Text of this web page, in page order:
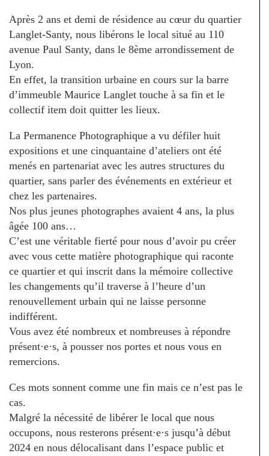
Après 2 ans et demi de résidence au cœur du quartier
Langlet-Santy, nous libérons le local situé au 110
avenue Paul Santy, dans le 8ème arrondissement de
Lyon.
En effet, la transition urbaine en cours sur la barre
d’immeuble Maurice Langlet touche à sa fin et le
collectif item doit quitter les lieux.
La Permanence Photographique a vu défiler huit
expositions et une cinquantaine d’ateliers ont été
menés en partenariat avec les autres structures du
quartier, sans parler des événements en extérieur et
chez les partenaires.
Nos plus jeunes photographes avaient 4 ans, la plus
âgée 100 ans…
C’est une véritable fierté pour nous d’avoir pu créer
avec vous cette matière photographique qui raconte
ce quartier et qui inscrit dans la mémoire collective
les changements qu’il traverse à l’heure d’un
renouvellement urbain qui ne laisse personne
indifférent.
Vous avez été nombreux et nombreuses à répondre
présent·e·s, à pousser nos portes et nous vous en
remercions.
Ces mots sonnent comme une fin mais ce n’est pas le
cas.
Malgré la nécessité de libérer le local que nous
occupons, nous resterons présent·e·s jusqu’à début
2024 en nous délocalisant dans l’espace public et